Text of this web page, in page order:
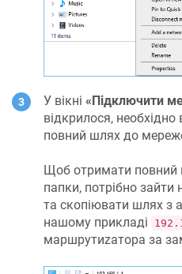
У вікні «Підключити
відкрилося, необхідно
повний шлях до
Щоб отримати повний
папки, потрібно зайти
та скопіювати шлях з
нашому прикладі
маршрутиzaтора за